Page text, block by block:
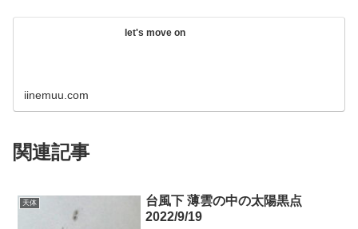
let's move on
iinemuu.com
関連記事
天体
台風下 薄雲の中の太陽黒点
2022/9/19